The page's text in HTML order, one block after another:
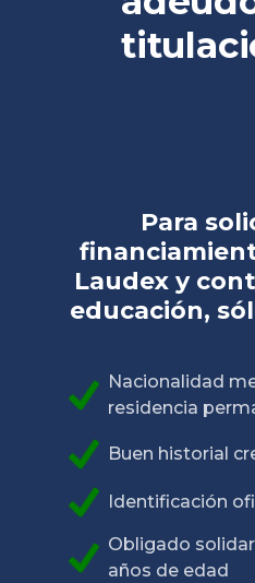
Para
Laudex y
educación,
Nacionalidad
residencia
Buen historial
Identificación
Obligado
años de edad